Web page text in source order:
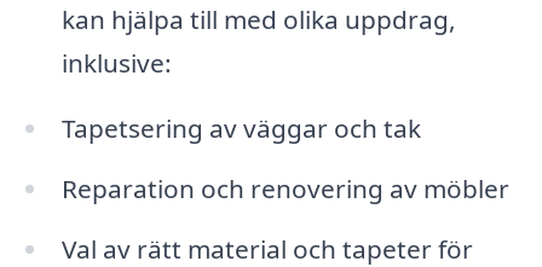
kan hjälpa till med olika uppdrag,
inklusive:
Tapetsering av väggar och tak
Reparation och renovering av möbler
Val av rätt material och tapeter för